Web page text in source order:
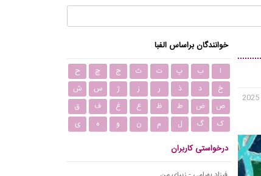
خوانندگان براساس الفبا
ا ب پ ت ث ج چ
ح
خ
د ذ ر ز ژ س
ش
ص
ض ط ظ ع غ ف
ق
ک
گ ل م ن و ه ی
درخواستی کاربران